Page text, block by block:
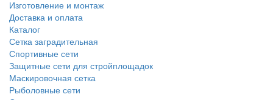
Изготовление и монтаж
Доставка и оплата
Каталог
Сетка заградительная
Спортивные сети
Защитные сети для стройплощадок
Маскировочная сетка
Рыболовные сети